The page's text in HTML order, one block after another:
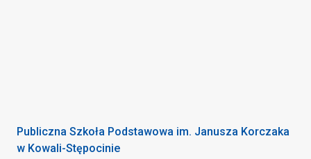
Publiczna Szkoła Podstawowa im. Janusza Korczaka
w Kowali-Stępocinie